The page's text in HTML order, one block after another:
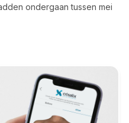
ondergaan tussen mei